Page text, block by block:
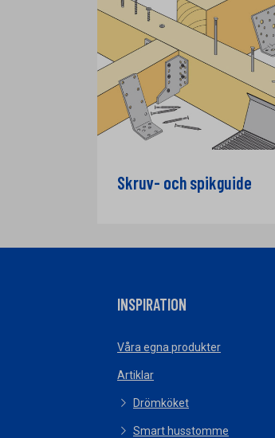
Skruv- och spikguide
INSPIRATION
Våra egna produkter
Artiklar
Drömköket
Smart husstomme